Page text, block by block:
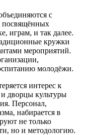
с
посвящённых
играм, и так далее.
кружки
мероприятий.
молодёжи.
интерес к
дворцы культуры
Персонал,
набирается в
не только
но и методологию.